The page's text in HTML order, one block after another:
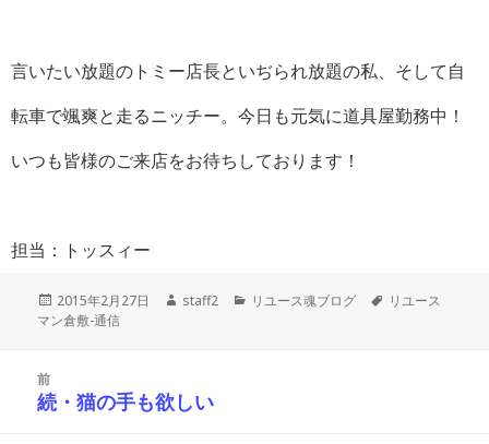
言いたい放題のトミー店長といぢられ放題の私、そして自
転車で颯爽と走るニッチー。今日も元気に道具屋勤務中！
いつも皆様のご来店をお待ちしております！
担当：トッスィー
投
稿
2015年2月27日
作
staff2
カ
リユース魂ブログ
タ
リユース
マン倉敷-通信
前
前
続・猫の手も欲しい